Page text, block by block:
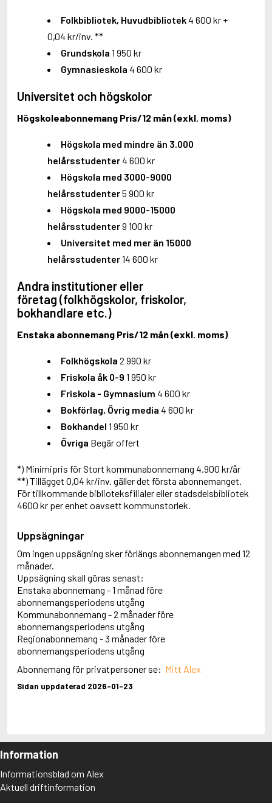
Folkbibliotek, Huvudbibliotek4 600 kr +
0,04 kr/inv. **
Grundskola 1 950 kr
Gymnasieskola 4 600 kr
Universitet och högskolor
Högskoleabonnemang Pris/12 mån (exkl. moms)
Högskola med mindre än 3.000
helårsstudenter4 600 kr
Högskola med 3000-9000
helårsstudenter5 900 kr
Högskola med 9000-15000
helårsstudenter9 100 kr
Universitet med mer än 15000
helårsstudenter14 600 kr
Andra institutioner eller
företag (folkhögskolor, friskolor,
bokhandlare etc.)
Enstaka abonnemang Pris/12 mån (exkl. moms)
Folkhögskola 2 990 kr
Friskola åk 0-9 1 950 kr
Friskola - Gymnasium 4 600 kr
Bokförlag, Övrig media 4 600 kr
Bokhandel 1 950 kr
Övriga Begär offert
*) Minimipris för Stort kommunabonnemang 4.900 kr/år
**) Tillägget 0,04 kr/inv. gäller det första abonnemanget.
För tillkommande biblioteksfilialer eller stadsdelsbibliotek
4600 kr per enhet oavsett kommunstorlek.
Uppsägningar
Om ingen uppsägning sker förlängs abonnemangen med 12
månader.
Uppsägning skall göras senast:
Enstaka abonnemang - 1 månad före
abonnemangsperiodens utgång
Kommunabonnemang - 2 månader före
abonnemangsperiodens utgång
Regionabonnemang - 3 månader före
abonnemangsperiodens utgång
Abonnemang för privatpersoner se: Mitt Alex
Sidan uppdaterad 2026-01-23
Information
Informationsblad om Alex
Aktuell driftinformation